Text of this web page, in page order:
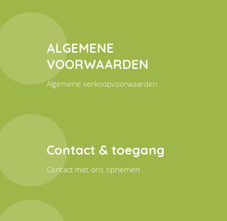
ALGEMENE
VOORWAARDEN
Algemene verkoopvoorwaarden
Contact & toegang
Contact met ons opnemen